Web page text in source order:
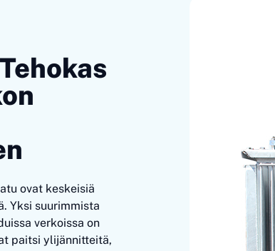
ovat keskeisiä
Yksi suurimmista
verkoissa on
paitsi ylijännitteitä,